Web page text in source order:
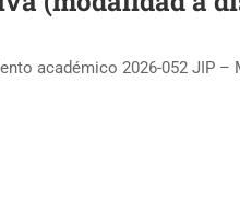
académico 2026-052 JIP